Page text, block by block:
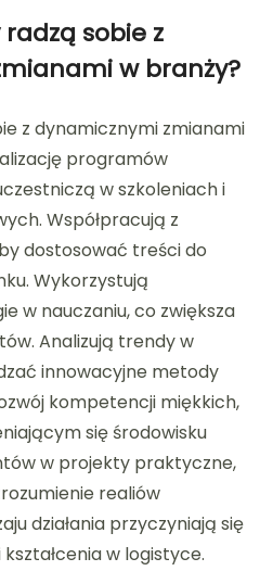
sobie z
w branży?
z dynamicznymi zmianami
programów
w szkoleniach i
Współpracują z
dostosować treści do
Wykorzystują
w nauczaniu, co zwiększa
Analizują trendy w
innowacyjne metody
kompetencji miękkich,
się środowisku
w projekty praktyczne,
realiów
działania przyczyniają się
w logistyce.